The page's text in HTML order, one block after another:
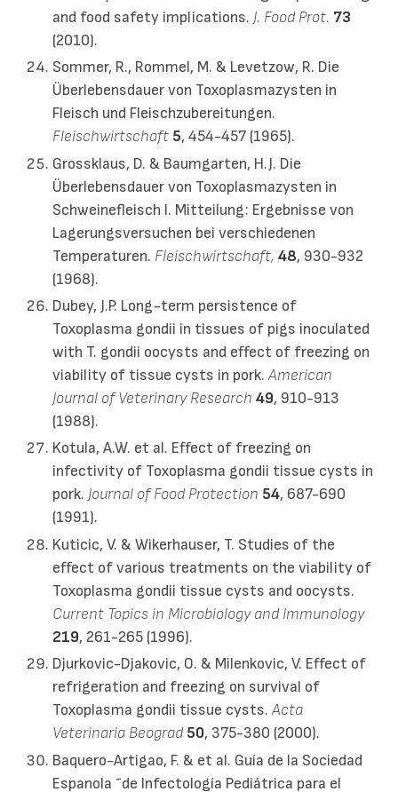
and food safety implications. J. Food Prot. 73
(2010).
Sommer, R., Rommel, M. & Levetzow, R. Die
Überlebensdauer von Toxoplasmazysten in
Fleisch und Fleischzubereitungen.
Fleischwirtschaft 5, 454-457 (1965).
Grossklaus, D. & Baumgarten, H.J. Die
Überlebensdauer von Toxoplasmazysten in
Schweinefleisch I. Mitteilung: Ergebnisse von
Lagerungsversuchen bei verschiedenen
Temperaturen. Fleischwirtschaft, 48, 930-932
(1968).
Dubey, J.P. Long-term persistence of
Toxoplasma gondii in tissues of pigs inoculated
with T. gondii oocysts and effect of freezing on
viability of tissue cysts in pork.American
Journal of Veterinary Research 49, 910-913
(1988).
Kotula, A.W. et al. Effect of freezing on
infectivity of Toxoplasma gondii tissue cysts in
pork.Journal of Food Protection 54, 687-690
(1991).
Kuticic, V. & Wikerhauser, T. Studies of the
effect of various treatments on the viability of
Toxoplasma gondii tissue cysts and oocysts.
Current Topics in Microbiology and Immunology
219, 261-265 (1996).
Djurkovic-Djakovic, O. & Milenkovic, V. Effect of
refrigeration and freezing on survival of
Toxoplasma gondii tissue cysts.Acta
Veterinaria Beograd 50, 375-380 (2000).
Baquero-Artigao, F. & et al. Guía de la Sociedad
Espanola ˜de Infectología Pediátrica para el